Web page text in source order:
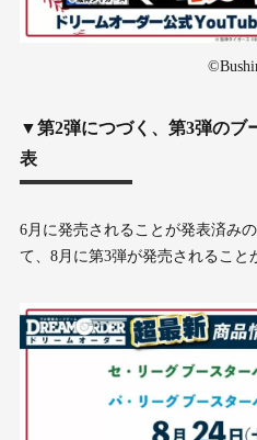
▼第2弾につづく、第3弾のブ
表
6月に発売されることが発表済み
て、8月に第3弾が発売されること